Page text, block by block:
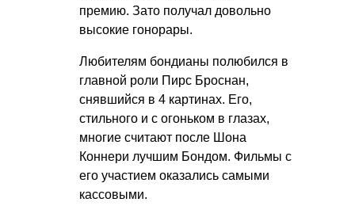
премию. Зато получал довольно
высокие гонорары.
Любителям бондианы полюбился в
главной роли Пирс Броснан,
снявшийся в 4 картинах. Его,
стильного и с огоньком в глазах,
многие считают после Шона
Коннери лучшим Бондом. Фильмы с
его участием оказались самыми
кассовыми.